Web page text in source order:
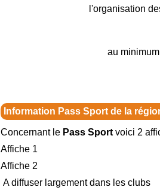
l'organisation
au
Information Pass Sport de la
Concernant lePass Sportvoici 2
Affiche 1
Affiche 2
A diffuser largement dans les clubs